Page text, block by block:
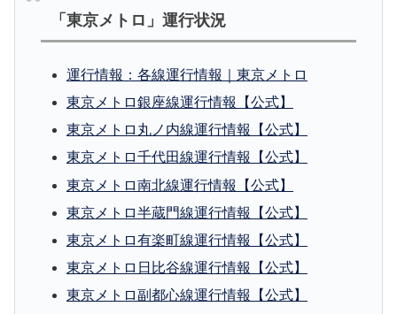
「東京メトロ」運行状況
運行情報：各線運行情報｜東京メトロ
東京メトロ銀座線運行情報【公式】
東京メトロ丸ノ内線運行情報【公式】
東京メトロ千代田線運行情報【公式】
東京メトロ南北線運行情報【公式】
東京メトロ半蔵門線運行情報【公式】
東京メトロ有楽町線運行情報【公式】
東京メトロ日比谷線運行情報【公式】
東京メトロ副都心線運行情報【公式】